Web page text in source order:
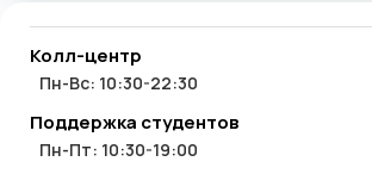
Колл-центр
Пн-Вс: 10:30-22:30
Поддержка студентов
Пн-Пт: 10:30-19:00